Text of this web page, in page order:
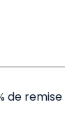
de remise